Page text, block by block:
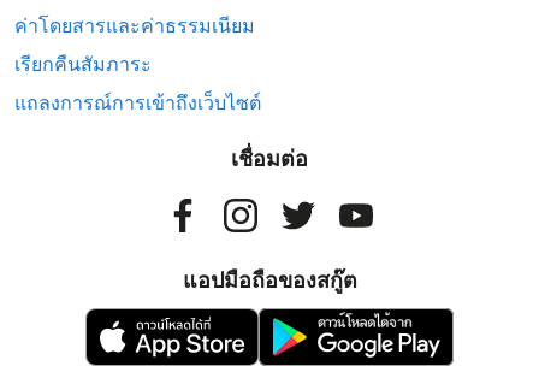
ค่าโดยสารและค่าธรรมเนียม
เรียกคืนสัมภาระ
แถลงการณ์การเข้าถึงเว็บไซต์
เชื่อมต่อ
แอปมือถือของสกู๊ต